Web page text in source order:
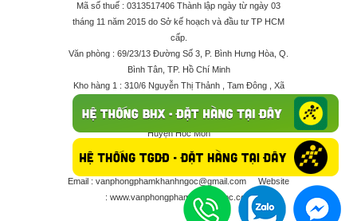
Mã số thuế : 0313517406 Thành lập ngày từ ngày 03
tháng 11 năm 2015 do Sở kế hoạch và đầu tư TP HCM
cấp.
Văn phòng : 69/23/13 Đường Số 3, P. Bình Hưng Hòa, Q.
Bình Tân, TP. Hồ Chí Minh
Kho hàng 1 : 310/6 Nguyễn Thị Thảnh , Tam Đông , Xã
Kho hàng 2 : 68/2X Ấp Đông 1 , Xã Thới Tam Thôn ,
Huyện Hóc Môn
Điện thoại : 028 625 66506 - 0909 682 189 - 082 7158
413 - 096 298 10 17 - 0961 208 617
Email : vanphongphamkhanhngoc@gmail.com
Website
: www.vanphongphamkhanhngoc.com